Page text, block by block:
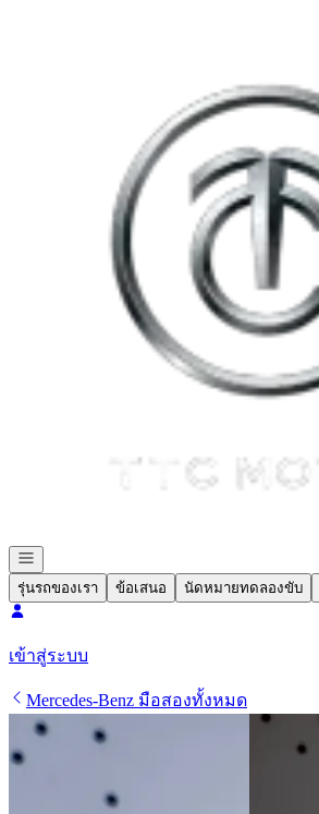
รุ่นรถของเรา ข้อเสนอ นัดหมายทดลองขับ
เข้าสู่ระบบ
Mercedes-Benz มือสองทั้งหมด